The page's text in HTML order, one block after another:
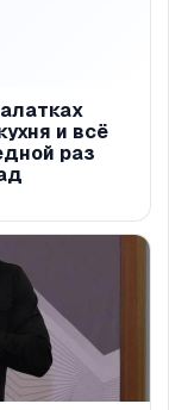
и всё
раз